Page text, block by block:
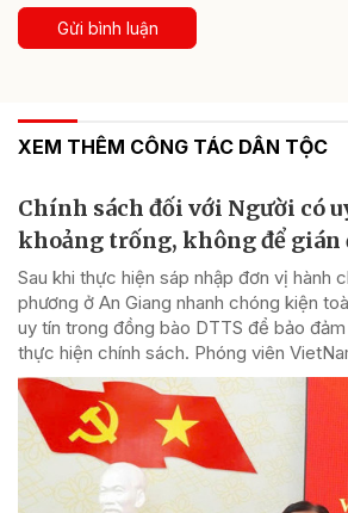
Gửi bình luận
XEM THÊM CÔNG TÁC DÂN TỘC
Chính sách đối với Người có
khoảng trống, không để gián
Sau khi thực hiện sáp nhập đơn vị hành
phương ở An Giang nhanh chóng kiện
uy tín trong đồng bào DTTS để bảo
thực hiện chính sách. Phóng viên